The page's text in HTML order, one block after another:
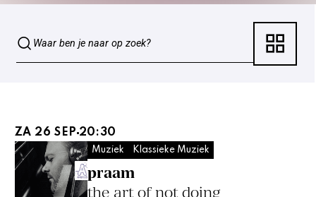
praam
the art of not doing
Muziek Klassieke Muziek
ZA 26 SEP 20:30